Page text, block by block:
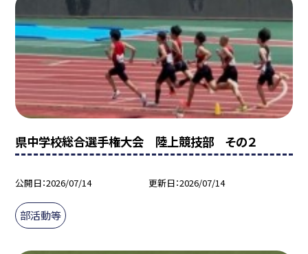
県中学校総合選手権大会 陸上競技部 その２
公開日 2026/07/14 更新日 2026/07/14
部活動等